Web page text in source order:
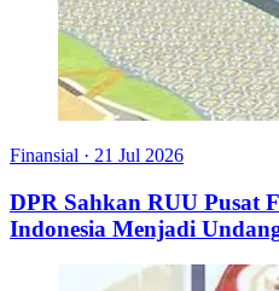
Finansial · 21 Jul 2026
DPR Sahkan RUU Pusat
Indonesia Menjadi